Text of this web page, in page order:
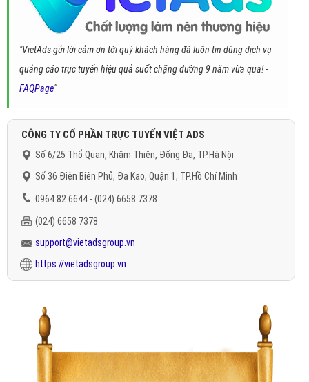
"VietAds gửi lời cảm ơn tới quý khách hàng đã luôn tin dùng dịch vụ
quảng cáo trực tuyến hiệu quả suốt chặng đường 9 năm vừa qua! -
FAQPage"
CÔNG TY CỔ PHẦN TRỰC TUYẾN VIỆT ADS
Số 6/25 Thổ Quan, Khâm Thiên, Đống Đa, TP.Hà Nội
Số 36 Điện Biên Phủ, Đa Kao, Quận 1, TP.Hồ Chí Minh
0964 82 6644 - (024) 6658 7378
(024) 6658 7378
support@vietadsgroup.vn
https://vietadsgroup.vn